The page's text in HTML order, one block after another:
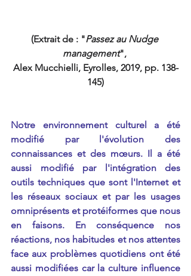
(Extrait de : "Passez au Nudge
management",
Alex Mucchielli, Eyrolles, 2019, pp. 138-
145)
Notre environnement culturel a été
modifié par l'évolution des
connaissances et des mœurs. Il a été
aussi modifié par l'intégration des
outils techniques que sont l'Internet et
les réseaux sociaux et par les usages
omniprésents et protéiformes que nous
en faisons. En conséquence nos
réactions, nos habitudes et nos attentes
face aux problèmes quotidiens ont été
aussi modifiées car la culture influence